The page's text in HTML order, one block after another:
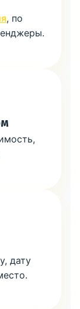
, по
дату